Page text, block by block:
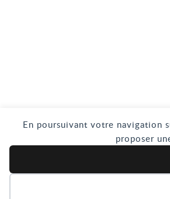
En poursuivant votre navigation
proposer